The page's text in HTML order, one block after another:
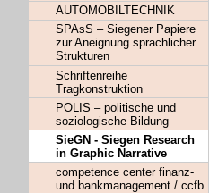
AUTOMOBILTECHNIK
SPAsS – Siegener Papiere
zur Aneignung sprachlicher
Strukturen
Schriftenreihe
Tragkonstruktion
POLIS – politische und
soziologische Bildung
SieGN - Siegen Research
in Graphic Narrative
competence center finanz-
und bankmanagement / ccfb